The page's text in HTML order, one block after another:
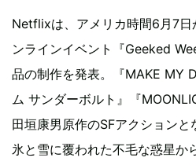
Netflixは、アメリカ時間6月7日
ンラインイベント『Geeked
品の制作を発表。『MAKE MY
ム サンダーボルト』『
田垣康男原作のSFアクション
氷と雪に覆われた不毛な惑星か